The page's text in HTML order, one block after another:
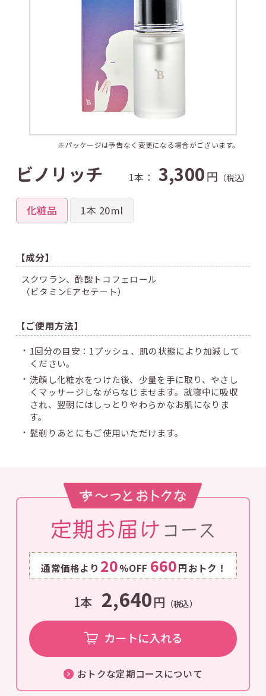
※パッケージは予告なく変更になる場合がございます。
ビノリッチ 1本： 3,300円 （税込）
化粧品 1本 20ml
【成分】
スクワラン、酢酸トコフェロール
（ビタミンEアセテート）
【ご使用方法】
1回分の目安：1プッシュ、肌の状態により加減して
ください。
洗顔し化粧水をつけた後、少量を手に取り、やさし
くマッサージしながらなじませます。就寝中に吸収
され、翌朝にはしっとりやわらかなお肌になりま
す。
髭剃りあとにもご使用いただけます。
おトクな定期コースについて
通常価格より 20%OFF 660円おトク！
1本 2,640円 （税込）
カートに入れる